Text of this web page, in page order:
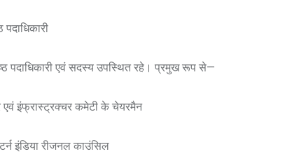
पदाधिकारी एवं सदस्य उपस्थित रहे। प्रमुख रूप से—
इंफ्रास्ट्रक्चर कमेटी के चेयरमैन
इंडिया रीजनल काउंसिल